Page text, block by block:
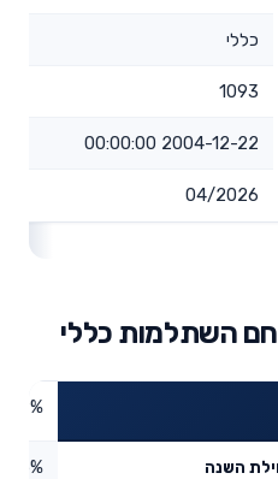
כללי
1093
2004-12-22 00:00:00
04/2026
השתלמות כללי
3.9%
השנה